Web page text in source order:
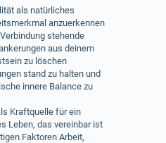
als natürliches
anzuerkennen
stehende
aus deinem
zu löschen
stand zu halten und
innere Balance zu
Kraftquelle für ein
Leben, das vereinbar ist
Faktoren Arbeit,